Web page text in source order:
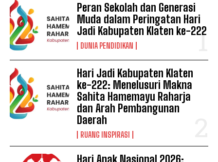
Peran Sekolah dan Generasi
Muda dalam Peringatan Hari
Jadi Kabupaten Klaten ke-222
DUNIA PENDIDIKAN
Hari Jadi Kabupaten Klaten
ke-222: Menelusuri Makna
Sahita Hamemayu Raharja
dan Arah Pembangunan
Daerah
RUANG INSPIRASI
Hari Anak Nasional 2026: